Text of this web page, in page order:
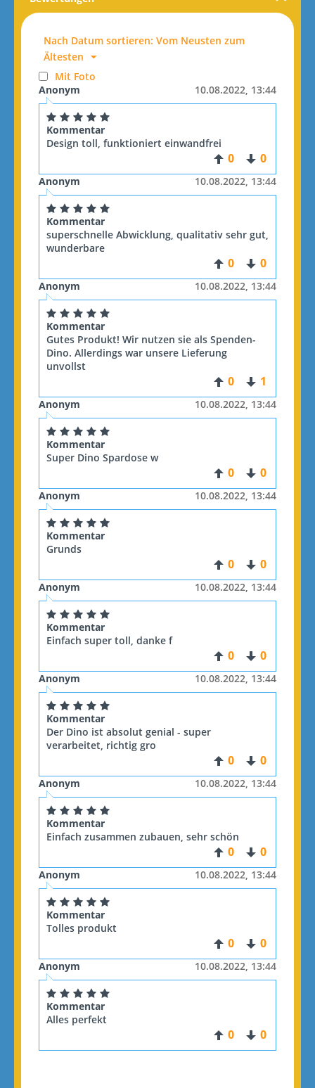
Nach Datum sortieren: Vom Neusten zum
Ältesten
Mit Foto
Anonym
10.08.2022, 13:44
Kommentar
Design toll, funktioniert einwandfrei
0 0
Anonym 10.08.2022, 13:44
Kommentar
superschnelle Abwicklung, qualitativ sehr gut,
wunderbare
0 0
Anonym 10.08.2022, 13:44
Kommentar
Gutes Produkt! Wir nutzen sie als Spenden-
Dino. Allerdings war unsere Lieferung
unvollst
0 1
Anonym 10.08.2022, 13:44
Kommentar
Super Dino Spardose w
0 0
Anonym 10.08.2022, 13:44
Kommentar
Grunds
0 0
Anonym 10.08.2022, 13:44
Kommentar
Einfach super toll, danke f
0 0
Anonym 10.08.2022, 13:44
Kommentar
Der Dino ist absolut genial - super
verarbeitet, richtig gro
0 0
Anonym 10.08.2022, 13:44
Kommentar
Einfach zusammen zubauen, sehr schön
0 0
Anonym 10.08.2022, 13:44
Kommentar
Tolles produkt
0 0
Anonym 10.08.2022, 13:44
Kommentar
Alles perfekt
0 0